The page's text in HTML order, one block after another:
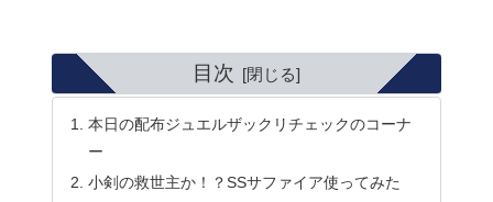
目次
本日の配布ジュエルザックリチェックのコーナ
ー
小剣の救世主か！？SSサファイア使ってみた